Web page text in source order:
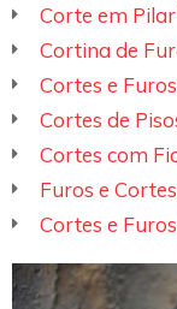
Corte em
Cortina de
Cortes e
Cortes de
Cortes com
Furos e
Cortes e